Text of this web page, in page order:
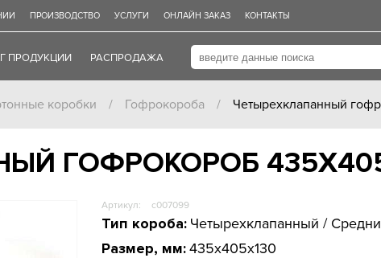
ПРОИЗВОДСТВО УСЛУГИ ОНЛАЙН ЗАКАЗ КОНТАКТЫ
ПРОДУКЦИИ РАСПРОДАЖА
коробки / Гофрокороба / Четырехклапанный
ГОФРОКОРОБ
Артикул: c007099
Тип короба: Четырехклапанный /
Размер, мм:435x405x130